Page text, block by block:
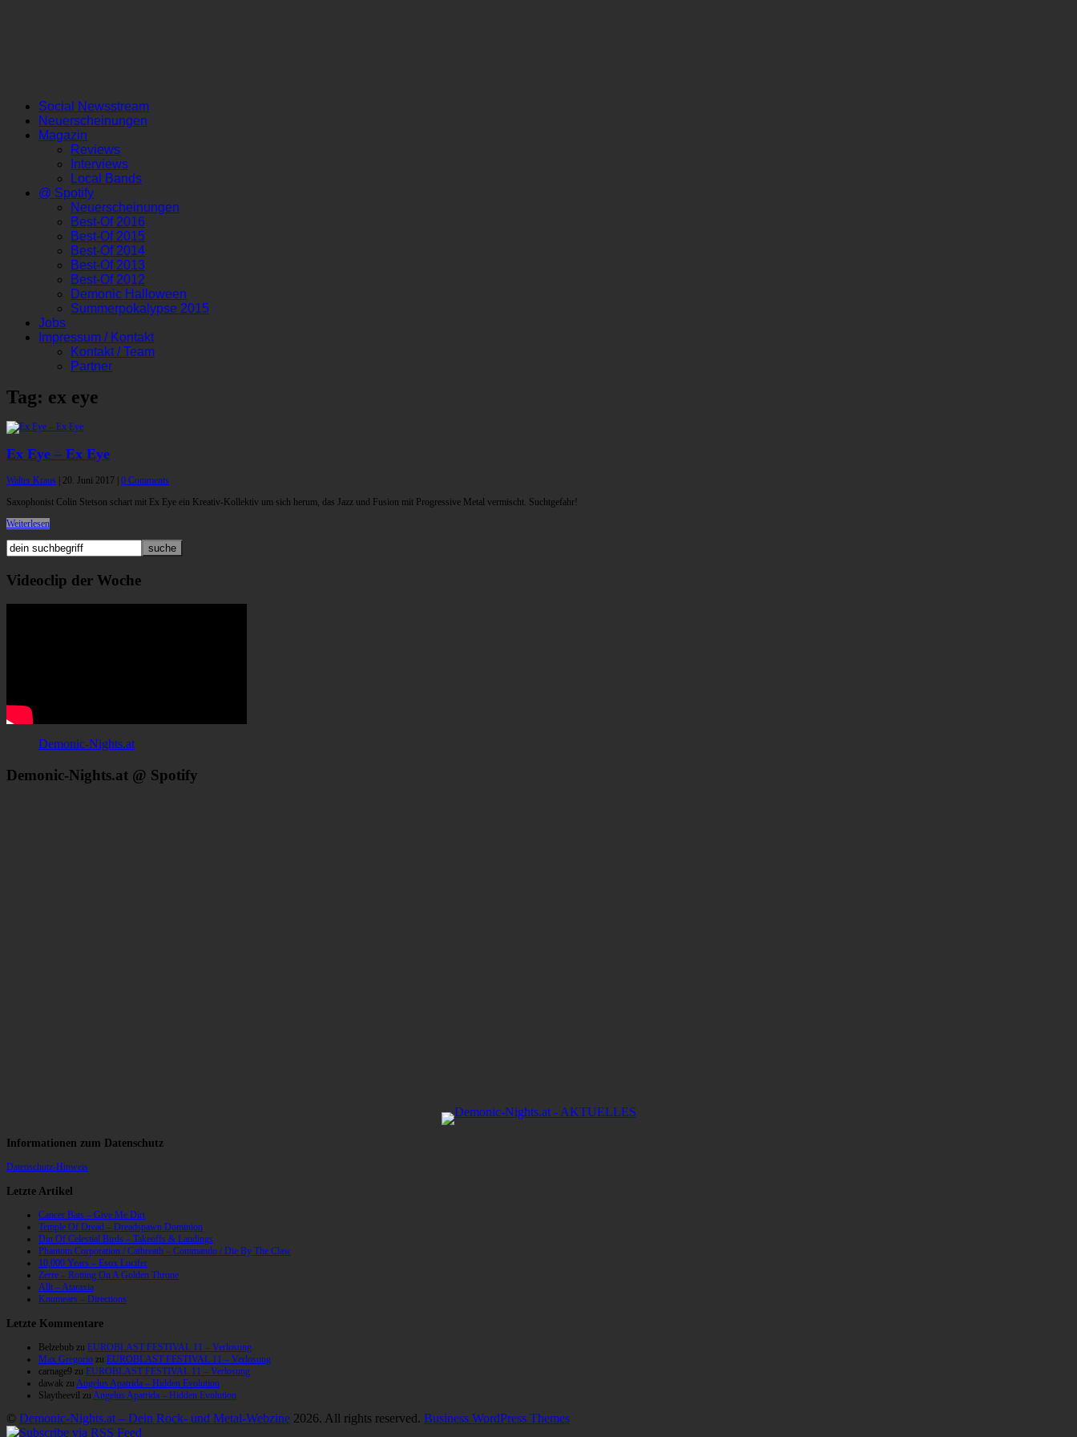
Social Newsstream
Neuerscheinungen
Magazin
Reviews
Interviews
Local Bands
@ Spotify
Neuerscheinungen
Best-Of 2016
Best-Of 2015
Best-Of 2014
Best-Of 2013
Best-Of 2012
Demonic Halloween
Summerpokalypse 2015
Jobs
Impressum / Kontakt
Kontakt / Team
Partner
Tag: ex eye
Ex Eye – Ex Eye
Walter Kraus 20. Juni 2017 0 Comments
Saxophonist Colin Stetson schart mit Ex Eye ein Kreativ-Kollektiv um sich herum, das Jazz und Fusion mit Progressive Metal vermischt. Suchtgefahr!
Weiterlesen
Videoclip der Woche
Demonic-Nights.at
Demonic-Nights.at @ Spotify
Informationen zum Datenschutz
Datenschutz-Hinweis
Letzte Artikel
Cancer Bats – Give Me Dirt
Temple Of Dread – Dreadspawn Dominion
Din Of Celestial Birds – Takeoffs & Landings
Phantom Corporation / Catbreath – Commando / Die By The Claw
10,000 Years – Esox Lucifer
Zerre – Rotting On A Golden Throne
Allt – Ataraxia
Knumears – Directions
Letzte Kommentare
Belzebub zu EUROBLAST FESTIVAL 11 – Verlosung
Max Gregorio zu EUROBLAST FESTIVAL 11 – Verlosung
carnage9 zu EUROBLAST FESTIVAL 11 – Verlosung
dawak zu Angelus Apatrida – Hidden Evolution
Slaytheevil zu Angelus Apatrida – Hidden Evolution
© Demonic-Nights.at – Dein Rock- und Metal-Webzine 2026. All rights reserved. Business WordPress Themes